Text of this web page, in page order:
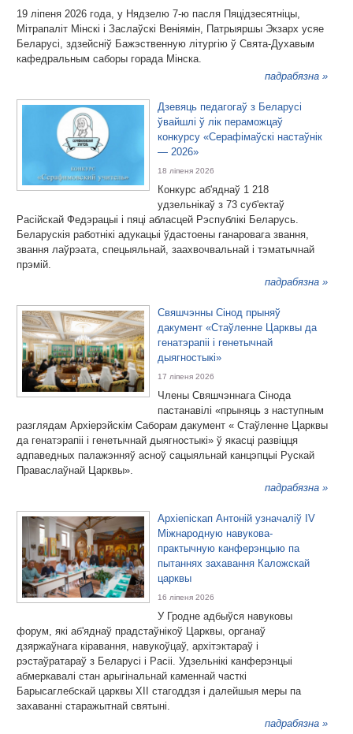
19 ліпеня 2026 года, у Нядзелю 7-ю пасля Пяцідзесятніцы,
Мітрапаліт Мінскі і Заслаўскі Веніямін, Патрыяршы Экзарх усяе
Беларусі, здзейсніў Бажэственную літургію ў Свята-Духавым
кафедральным саборы горада Мінска.
падрабязна »
Дзевяць педагогаў з Беларусі
ўвайшлі ў лік пераможцаў
конкурсу «Серафімаўскі настаўнік
— 2026»
18 ліпеня 2026
Конкурс аб'яднаў 1 218
удзельнікаў з 73 суб'ектаў
Расійскай Федэрацыі і пяці абласцей Рэспублікі Беларусь.
Беларускія работнікі адукацыі ўдастоены ганаровага звання,
звання лаўрэата, спецыяльнай, заахвочвальнай і тэматычнай
прэмій.
падрабязна »
Свяшчэнны Сінод прыняў
дакумент «Стаўленне Царквы да
генатэрапіі і генетычнай
дыягностыкі»
17 ліпеня 2026
Члены Свяшчэннага Сінода
пастанавілі «прыняць з наступным
разглядам Архіерэйскім Саборам дакумент « Стаўленне Царквы
да генатэрапіі і генетычнай дыягностыкі» ў якасці развіцця
адпаведных палажэнняў асноў сацыяльнай канцэпцыі Рускай
Праваслаўнай Царквы».
падрабязна »
Архіепіскап Антоній узначаліў IV
Міжнародную навукова-
практычную канферэнцыю па
пытаннях захавання Каложскай
царквы
16 ліпеня 2026
У Гродне адбыўся навуковы
форум, які аб'яднаў прадстаўнікоў Царквы, органаў
дзяржаўнага кіравання, навукоўцаў, архітэктараў і
рэстаўратараў з Беларусі і Расіі. Удзельнікі канферэнцыі
абмеркавалі стан арыгінальнай каменнай часткі
Барысаглебскай царквы XII стагоддзя і далейшыя меры па
захаванні старажытнай святыні.
падрабязна »